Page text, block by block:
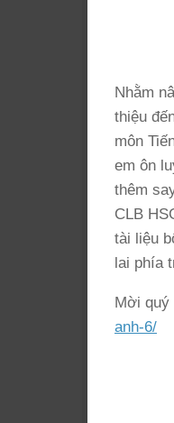
Nhằm
thiệu
môn
em ôn
thêm
CLB
tài liệu
lai phía
Mời quý
anh-6/